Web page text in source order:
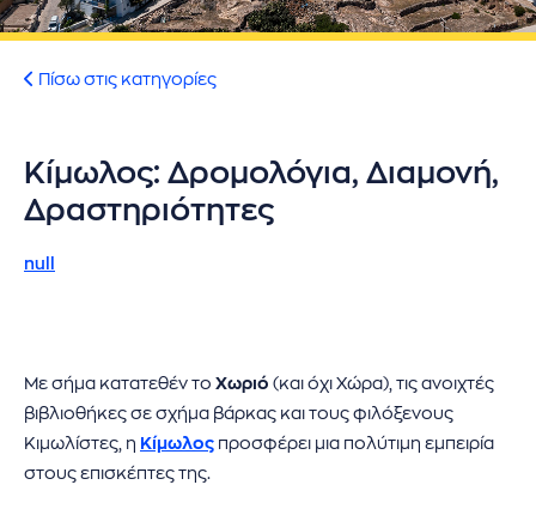
Cookies
Πίσω στις κατηγορίες
Κίμωλος: Δρομολόγια, Διαμονή,
Δραστηριότητες
null
Με σήμα κατατεθέν το Χωριό (και όχι Χώρα), τις ανοιχτές
βιβλιοθήκες σε σχήμα βάρκας και τους φιλόξενους
Κιμωλίστες, η Κίμωλος προσφέρει μια πολύτιμη εμπειρία
στους επισκέπτες της.